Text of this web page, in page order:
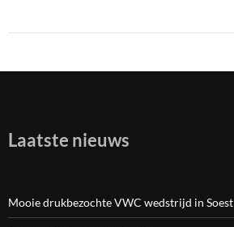
Laatste nieuws
Mooie drukbezochte VWC wedstrijd in Soest